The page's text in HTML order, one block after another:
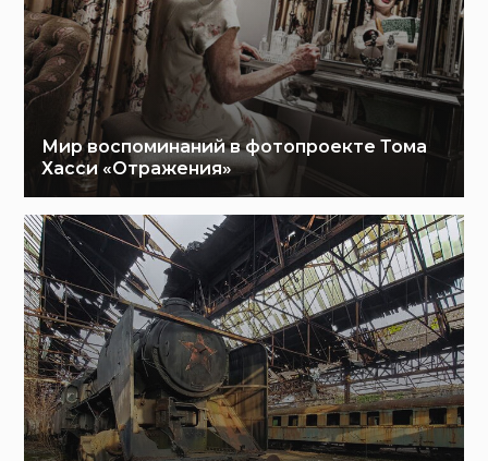
Мир воспоминаний в фотопроекте Тома
Хасси «Отражения»